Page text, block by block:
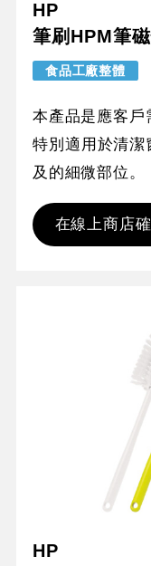
HP
筆刷HPM筆
食品工廠整體
本產品是應客戶
特別適用於清潔
及的細微部位。
在線上商店
HP